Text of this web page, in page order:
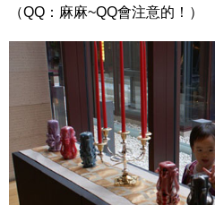
（QQ：麻麻~QQ會注意的！）